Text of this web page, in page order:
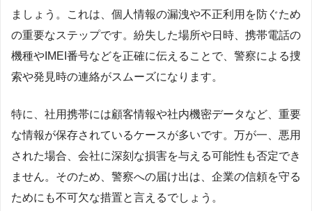
ましょう。これは、個人情報の漏洩や不正利用を防ぐため
の重要なステップです。紛失した場所や日時、携帯電話の
機種やIMEI番号などを正確に伝えることで、警察による捜
索や発見時の連絡がスムーズになります。
特に、社用携帯には顧客情報や社内機密データなど、重要
な情報が保存されているケースが多いです。万が一、悪用
された場合、会社に深刻な損害を与える可能性も否定でき
ません。そのため、警察への届け出は、企業の信頼を守る
ためにも不可欠な措置と言えるでしょう。